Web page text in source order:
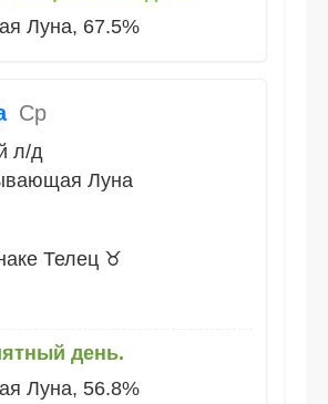
Луна, 67.5%
Ср
л/д
Луна
Телец ♉
день.
Луна, 56.8%